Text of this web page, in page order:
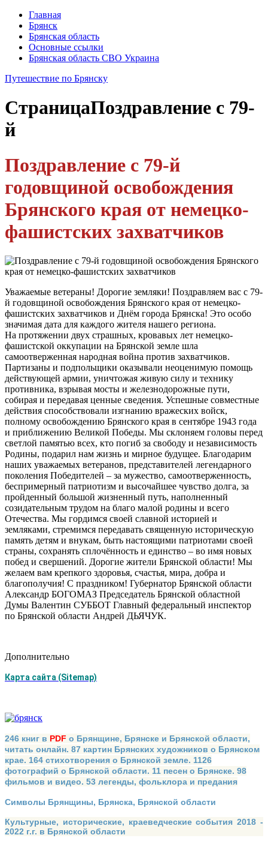
Главная
Брянск
Брянская область
Основные ссылки
Брянская область СВО Украина
Путешествие по Брянску
СтраницаПоздравление с 79-
й
Поздравление с 79-й
годовщиной освобождения
Брянского края от немецко-
фашистских захватчиков
Уважаемые ветераны! Дорогие земляки! Поздравляем вас с 79-
й годовщиной освобождения Брянского края от немецко-
фашистских захватчиков и Днём города Брянска! Это особо
значимая дата для каждого жителя нашего региона.
На протяжении двух страшных, кровавых лет немецко-
фашистской оккупации на Брянской земле шла
самоотверженная народная война против захватчиков.
Партизаны и подпольщики оказывали неоценимую помощь
действующей армии, уничтожая живую силу и технику
противника, взрывая мосты и железнодорожные пути,
собирая и передавая ценные сведения. Успешные совместные
действия способствовали изгнанию вражеских войск,
полному освобождению Брянского края в сентябре 1943 года
и приближению Великой Победы. Мы склоняем головы перед
светлой памятью всех, кто погиб за свободу и независимость
Родины, подарил нам жизнь и мирное будущее. Благодарим
наших уважаемых ветеранов, представителей легендарного
поколения Победителей – за мужество, самоотверженность,
беспримерный патриотизм и высочайшее чувство долга, за
пройденный большой жизненный путь, наполненный
созидательным трудом на благо малой родины и всего
Отечества. Мы гордимся своей славной историей и
земляками, стремимся передавать священную историческую
память детям и внукам, быть настоящими патриотами своей
страны, сохранять сплочённость и единство – во имя новых
побед и свершений. Дорогие жители Брянской области! Мы
желаем вам крепкого здоровья, счастья, мира, добра и
благополучия! С праздником! Губернатор Брянской области
Александр БОГОМАЗ Председатель Брянской областной
Думы Валентин СУББОТ Главный федеральный инспектор
по Брянской области Андрей ДЬЯЧУК.
Дополнительно
Карта сайта (Sitemap)
246 книг в PDF о Брянщине, Брянске и Брянской области,
читать онлайн. 87 картин Брянских художников о Брянском
крае. 164 стихотворения о Брянской земле. 1126
фотографий о Брянской области. 11 песен о Брянске. 98
фильмов и видео. 53 легенды, фольклора и предания
Символы Брянщины, Брянска, Брянской области
Культурные, исторические, краеведческие события 2018 -
2022 г.г. в Брянской области